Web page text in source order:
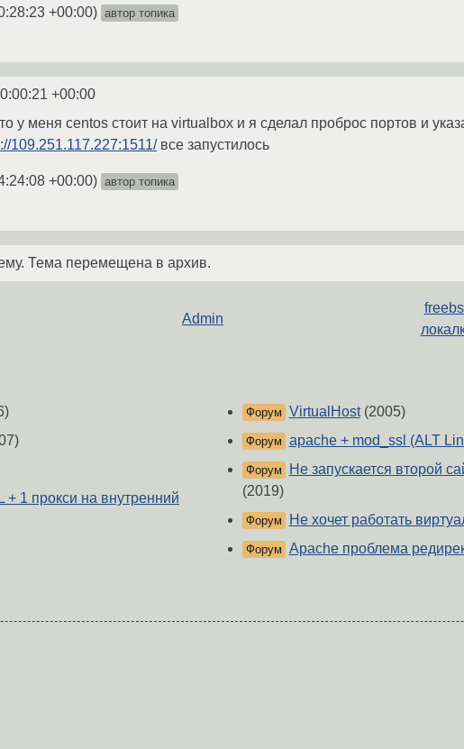
+00:00) автор топика
+00:00
у меня centos стоит на virtualbox и я сделал проброс портов и
109.251.117.227:1511/все запустилось
+00:00) автор топика
Тема перемещена в архив.
Admin
+ 1 прокси на внутренний
Форум VirtualHost(2005)
Форум apache + mod_ssl (ALT
Форум
Не запускается второй
(2019)
Форум Не хочет работать
Форум Apache проблема